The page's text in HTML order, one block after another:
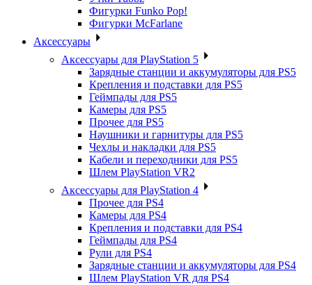
Фигурки Funko Pop!
Фигурки McFarlane
Аксессуары
Аксессуары для PlayStation 5
Зарядные станции и аккумуляторы для PS5
Крепления и подставки для PS5
Геймпады для PS5
Камеры для PS5
Прочее для PS5
Наушники и гарнитуры для PS5
Чехлы и накладки для PS5
Кабели и переходники для PS5
Шлем PlayStation VR2
Аксессуары для PlayStation 4
Прочее для PS4
Камеры для PS4
Крепления и подставки для PS4
Геймпады для PS4
Рули для PS4
Зарядные станции и аккумуляторы для PS4
Шлем PlayStation VR для PS4